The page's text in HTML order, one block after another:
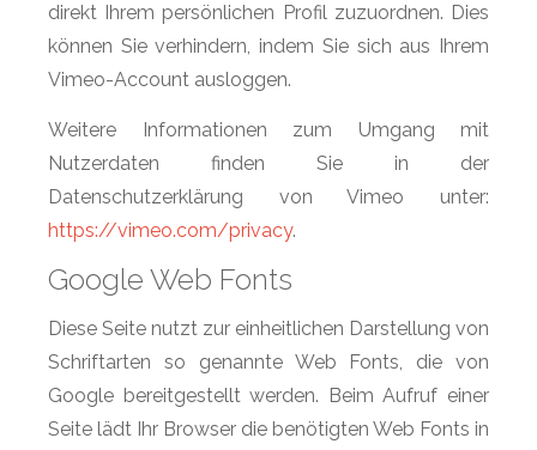
direkt Ihrem persönlichen Profil zuzuordnen. Dies
können Sie verhindern, indem Sie sich aus Ihrem
Vimeo-Account ausloggen.
Weitere Informationen zum Umgang mit
Nutzerdaten finden Sie in der
Datenschutzerklärung von Vimeo unter:
https://vimeo.com/privacy.
Google Web Fonts
Diese Seite nutzt zur einheitlichen Darstellung von
Schriftarten so genannte Web Fonts, die von
Google bereitgestellt werden. Beim Aufruf einer
Seite lädt Ihr Browser die benötigten Web Fonts in